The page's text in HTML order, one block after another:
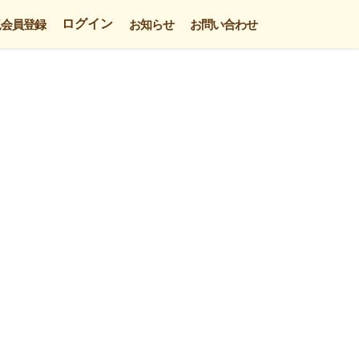
員登録 ログイン お知らせ お問い合わせ